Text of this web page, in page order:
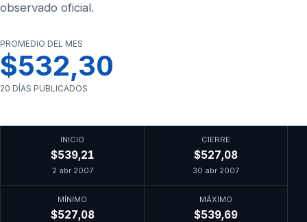
observado oficial.
PROMEDIO DEL MES
$532,30
20 DÍAS PUBLICADOS
INICIO
$539,21
2 abr 2007
CIERRE
$527,08
30 abr 2007
MÍNIMO
$527,08
MÁXIMO
$539,69